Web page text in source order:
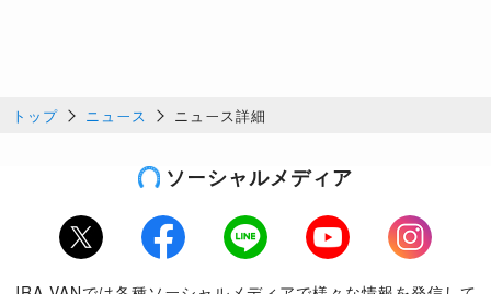
トップ ニュース ニュース詳細
ソーシャルメディア
Twitter Facebook LINE Youtube
Instagram